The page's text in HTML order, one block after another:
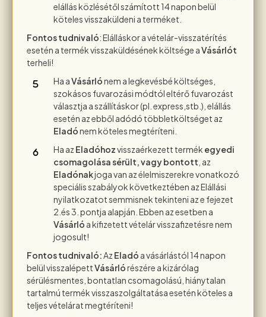
elállás közlésétől számított 14 napon belül
köteles visszaküldeni a terméket.
Fontostudnivaló: Elálláskor a vételár-visszatérítés
esetén a termék visszaküldésének költsége aVásárlót
terheli!
Ha aVásárlónem a legkevésbé költséges,
szokásos fuvarozási módtól eltérő fuvarozást
választja a szállításkor (pl. express,stb.), elállás
esetén az ebből adódó többletköltséget az
Eladónem köteles megtéríteni.
Ha az Eladóhozvisszaérkezett termék egyedi
csomagolása sérült, vagy bontott , az
Eladónakjoga van az élelmiszerekre vonatkozó
speciális szabályok következtében az Elállási
nyilatkozatot semmisnek tekinteni az e fejezet
2.és 3. pontja alapján. Ebben az esetben a
Vásárló a kifizetett vételár visszafizetésre nem
jogosult!
Fontos tudnivaló: Az Eladó a vásárlástól 14 napon
belül visszalépettVásárlórészére a kizárólag
sérülésmentes, bontatlan csomagolású, hiánytalan
tartalmú termék visszaszolgáltatása esetén köteles a
teljes vételárat megtéríteni!